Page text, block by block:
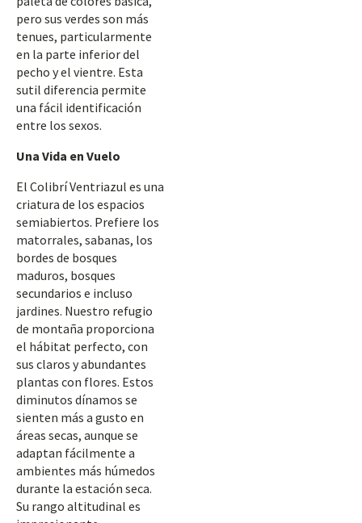
pero sus verdes son más
tenues, particularmente
en la parte inferior del
pecho y el vientre. Esta
sutil diferencia permite
una fácil identificación
entre los sexos.
Una Vida en Vuelo
El Colibrí Ventriazul es una
criatura de los espacios
semiabiertos. Prefiere los
matorrales, sabanas, los
bordes de bosques
maduros, bosques
secundarios e incluso
jardines. Nuestro refugio
de montaña proporciona
el hábitat perfecto, con
sus claros y abundantes
plantas con flores. Estos
diminutos dínamos se
sienten más a gusto en
áreas secas, aunque se
adaptan fácilmente a
ambientes más húmedos
durante la estación seca.
Su rango altitudinal es